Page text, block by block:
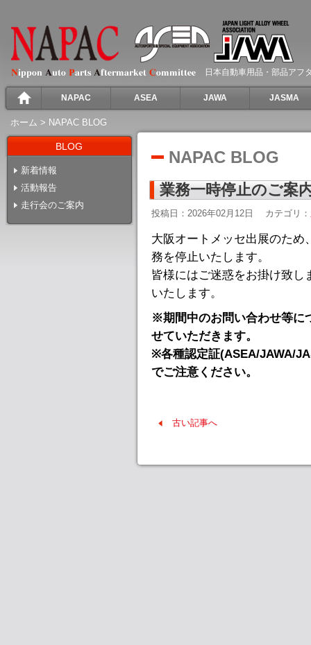
日本自動車用品・部品アフ
NAPAC ASEA JAWA JASMA
ホーム > NAPAC BLOG
BLOG
新着情報
活動報告
走行会のご案内
NAPAC BLOG
業務一時停止のご案
投稿日：2026年02月12日 カテゴリ：
大阪オートメッセ出展のため
務を停止いたします。
皆様にはご迷惑をお掛け致し
いたします。
※期間中のお問い合わせ等に
せていただきます。
※各種認定証(ASEA/JAWA/
でご注意ください。
古い記事へ